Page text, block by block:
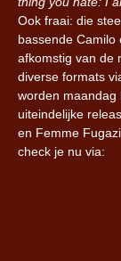
Ook fraai: die
bassende Camilo
afkomstig van de
diverse formats
worden maandag
uiteindelijke
en Femme
check je nu via: